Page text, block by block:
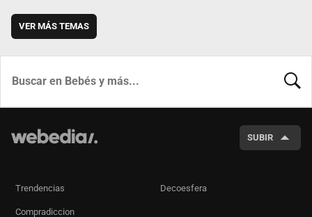
VER MÁS TEMAS
SUBIR
Trendencias Decoesfera
Compradiccion